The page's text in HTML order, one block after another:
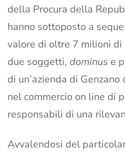
della Procura della
hanno sottoposto a
valore di oltre 7 milioni di
due soggetti, dominus e
di un’azienda di
nel commercio on line di
responsabili di una
Avvalendosi del